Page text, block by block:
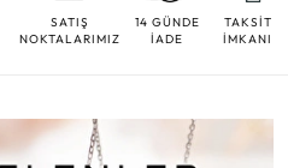
SATIŞ
NOKTALARIMIZ
14 GÜNDE
İADE
TAKSİT
İMKANI